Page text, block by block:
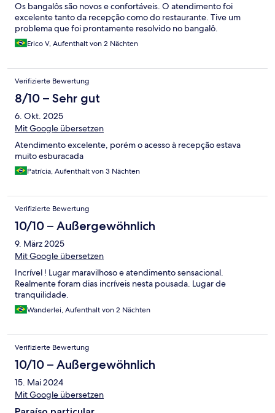
Os bangalôs são novos e confortáveis. O atendimento foi
excelente tanto da recepção como do restaurante. Tive um
problema que foi prontamente resolvido no bangalô.
Erico V, Aufenthalt von 2 Nächten
Verifizierte Bewertung
8/10 – Sehr gut
6. Okt. 2025
Mit Google übersetzen
Atendimento excelente, porém o acesso à recepção estava
muito esburacada
Patrícia, Aufenthalt von 3 Nächten
Verifizierte Bewertung
10/10 – Außergewöhnlich
9. März 2025
Mit Google übersetzen
Incrível ! Lugar maravilhoso e atendimento sensacional.
Realmente foram dias incríveis nesta pousada. Lugar de
tranquilidade.
Wanderlei, Aufenthalt von 2 Nächten
Verifizierte Bewertung
10/10 – Außergewöhnlich
15. Mai 2024
Mit Google übersetzen